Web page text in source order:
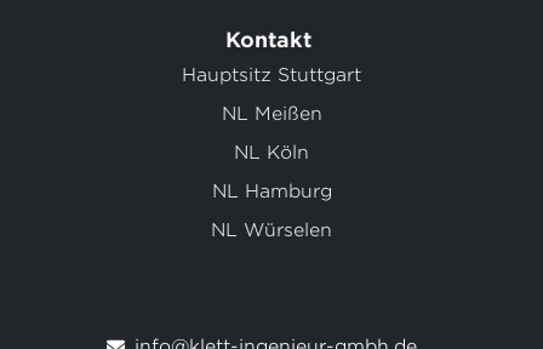
Kontakt
Hauptsitz Stuttgart
NL Meißen
NL Köln
NL Hamburg
NL Würselen